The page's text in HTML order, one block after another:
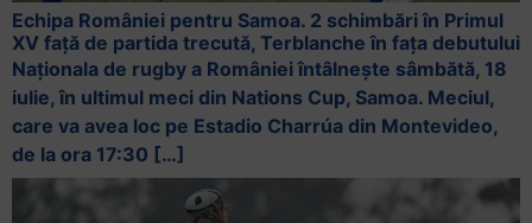
Echipa României pentru Samoa. 2 schimbări în Primul
XV față de partida trecută, Terblanche în fața debutului
Naționala de rugby a României întâlnește sâmbătă, 18
iulie, în ultimul meci din Nations Cup, Samoa. Meciul,
care va avea loc pe Estadio Charrúa din Montevideo,
de la ora 17:30 […]